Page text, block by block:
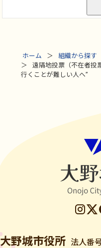
ホーム
組織から探す
遠隔地投票（不在者投
行くことが難しい人へ”
大野城市役所 法人番